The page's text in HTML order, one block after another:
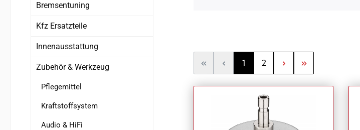
Bremsentuning
Kfz Ersatzteile
Innenausstattung
Zubehör & Werkzeug
Pflegemittel
Kraftstoffsystem
Audio & HiFi
Seite
1 Seite
2